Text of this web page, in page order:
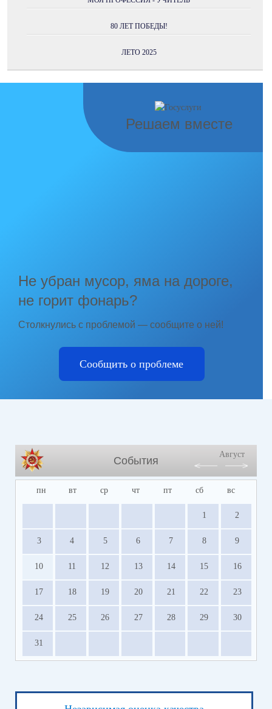
80 ЛЕТ ПОБЕДЫ!
ЛЕТО 2025
Решаем вместе
Не убран мусор, яма на дороге,
не горит фонарь?
Столкнулись с проблемой — сообщите о ней!
Сообщить о проблеме
События
Август
пн вт ср чт пт сб вс
1 2
3 4 5 6 7 8 9
10 11 12 13 14 15 16
17 18 19 20 21 22 23
24 25 26 27 28 29 30
31